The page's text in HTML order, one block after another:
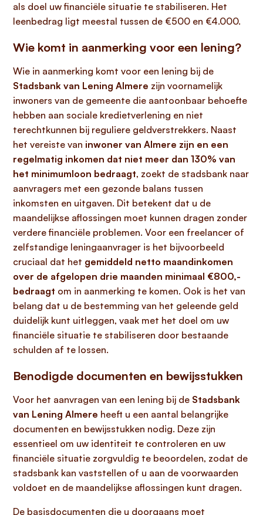
als doel uw financiële situatie te stabiliseren. Het
leenbedrag ligt meestal tussen de €500 en €4.000.
Wie komt in aanmerking voor een lening?
Wie in aanmerking komt voor een lening bij de
Stadsbank van Lening Almere zijn voornamelijk
inwoners van de gemeente die aantoonbaar behoefte
hebben aan sociale kredietverlening en niet
terechtkunnen bij reguliere geldverstrekkers. Naast
het vereiste van inwoner van Almere zijn en een
regelmatig inkomen dat niet meer dan 130% van
het minimumloon bedraagt, zoekt de stadsbank naar
aanvragers met een gezonde balans tussen
inkomsten en uitgaven. Dit betekent dat u de
maandelijkse aflossingen moet kunnen dragen zonder
verdere financiële problemen. Voor een freelancer of
zelfstandige leningaanvrager is het bijvoorbeeld
cruciaal dat het gemiddeld netto maandinkomen
over de afgelopen drie maanden minimaal €800,-
bedraagt om in aanmerking te komen. Ook is het van
belang dat u de bestemming van het geleende geld
duidelijk kunt uitleggen, vaak met het doel om uw
financiële situatie te stabiliseren door bestaande
schulden af te lossen.
Benodigde documenten en bewijsstukken
Voor het aanvragen van een lening bij de Stadsbank
van Lening Almere heeft u een aantal belangrijke
documenten en bewijsstukken nodig. Deze zijn
essentieel om uw identiteit te controleren en uw
financiële situatie zorgvuldig te beoordelen, zodat de
stadsbank kan vaststellen of u aan de voorwaarden
voldoet en de maandelijkse aflossingen kunt dragen.
De basisdocumenten die u doorgaans moet